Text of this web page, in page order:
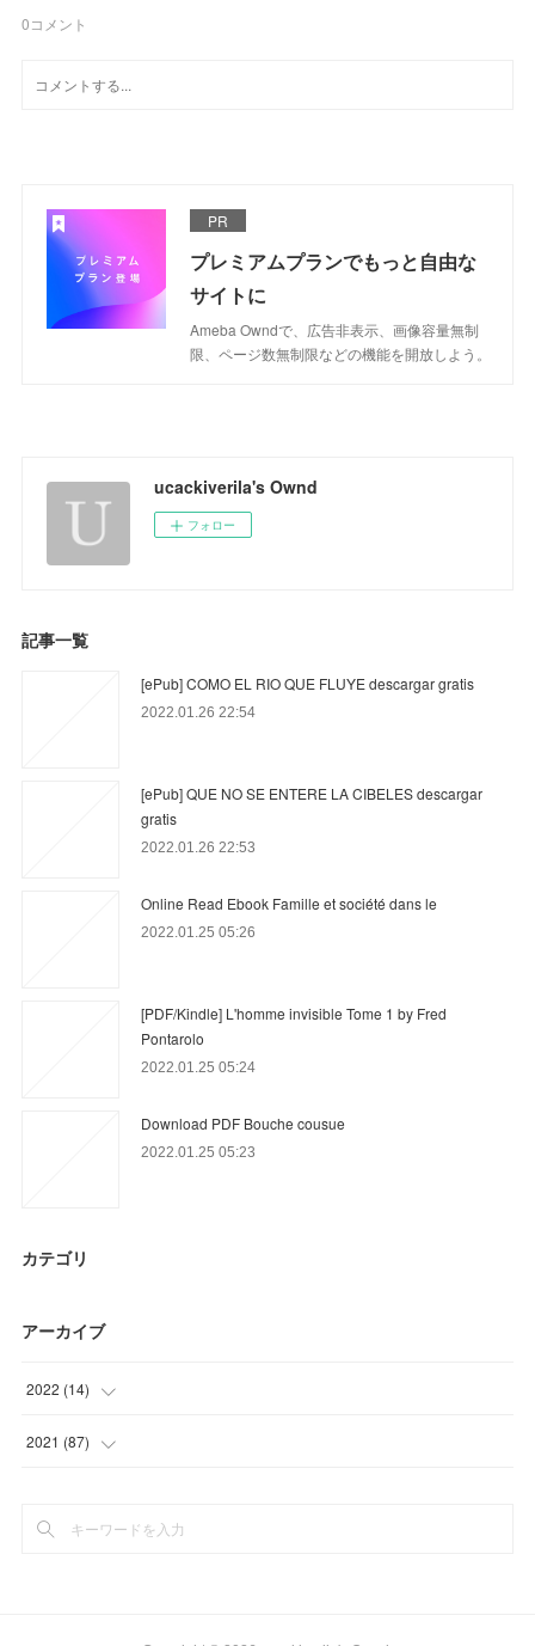
0コメント
PR
プレミアムプランでもっと自由な
サイトに
Ameba Owndで、広告非表示、画像容量無制
限、ページ数無制限などの機能を開放しよう。
ucackiverila's Ownd
フォロー
記事一覧
[ePub] COMO EL RIO QUE FLUYE descargar gratis
2022.01.26 22:54
[ePub] QUE NO SE ENTERE LA CIBELES descargar
gratis
2022.01.26 22:53
Online Read Ebook Famille et société dans le
2022.01.25 05:26
[PDF/Kindle] L'homme invisible Tome 1 by Fred
Pontarolo
2022.01.25 05:24
Download PDF Bouche cousue
2022.01.25 05:23
カテゴリ
アーカイブ
2022 (14)
(14 )
2021 (87)
(